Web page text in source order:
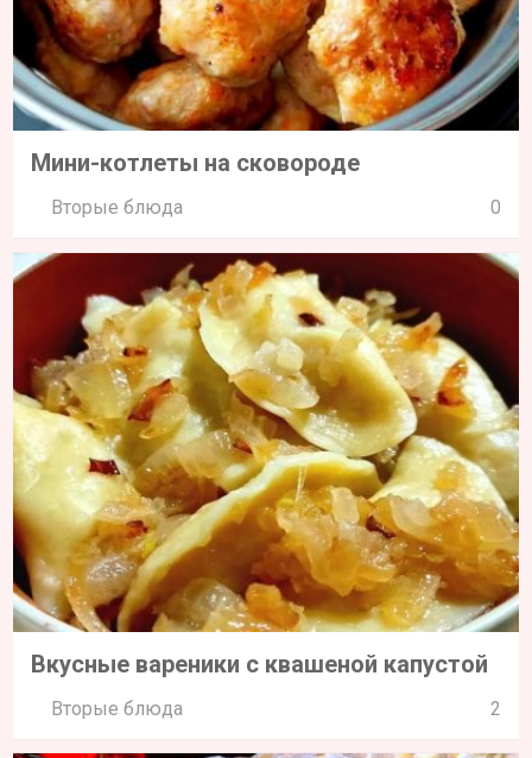
Мини-котлеты на сковороде
Вторые блюда 0
Вкусные вареники с квашеной капустой
Вторые блюда 2